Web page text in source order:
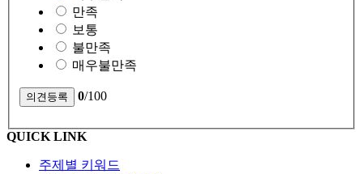
만족
보통
불만족
매우불만족
0/100
QUICK LINK
주제별 키워드